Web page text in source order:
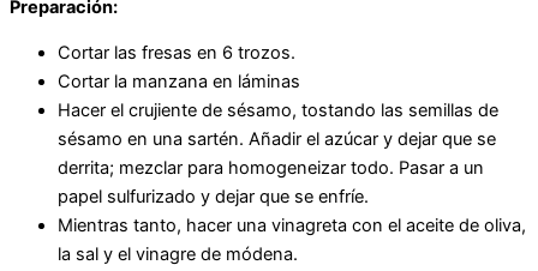
Preparación:
Cortar las fresas en 6 trozos.
Cortar la manzana en láminas
Hacer el crujiente de sésamo, tostando las semillas de
sésamo en una sartén. Añadir el azúcar y dejar que se
derrita; mezclar para homogeneizar todo. Pasar a un
papel sulfurizado y dejar que se enfríe.
Mientras tanto, hacer una vinagreta con el aceite de oliva,
la sal y el vinagre de módena.